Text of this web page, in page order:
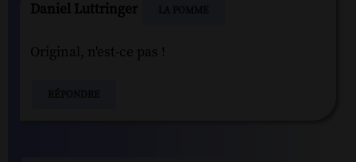
Daniel Luttringer
Original, n'est-ce pas !